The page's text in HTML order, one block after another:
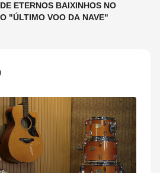
ETERNOS BAIXINHOS NO
"ÚLTIMO VOO DA NAVE"